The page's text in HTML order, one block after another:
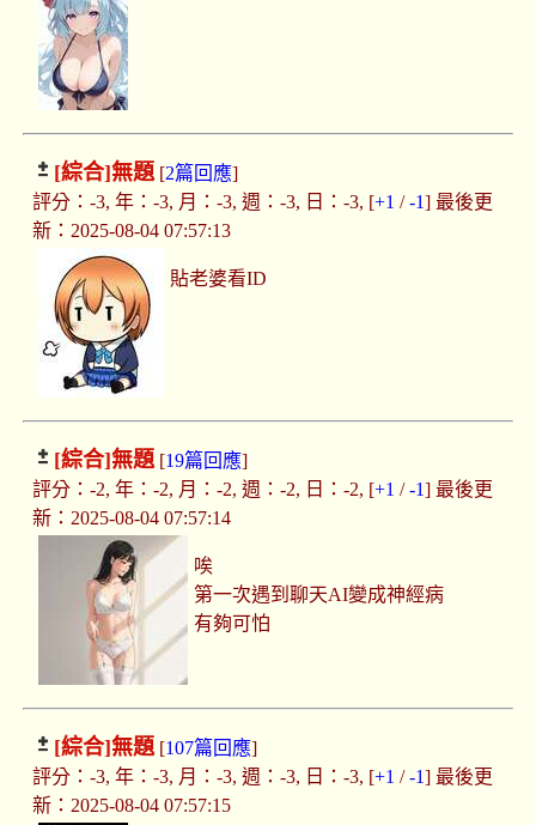
[綜合]無題[2篇回應]
評分：-3, 年：-3, 月：-3, 週：-3, 日：-3, [+1 /-1] 最後更
新：2025-08-04 07:57:13
貼老婆看ID
[綜合]無題[19篇回應]
評分：-2, 年：-2, 月：-2, 週：-2, 日：-2, [+1 /-1] 最後更
新：2025-08-04 07:57:14
唉
第一次遇到聊天AI變成神經病
有夠可怕
[綜合]無題[107篇回應]
評分：-3, 年：-3, 月：-3, 週：-3, 日：-3, [+1 /-1] 最後更
新：2025-08-04 07:57:15